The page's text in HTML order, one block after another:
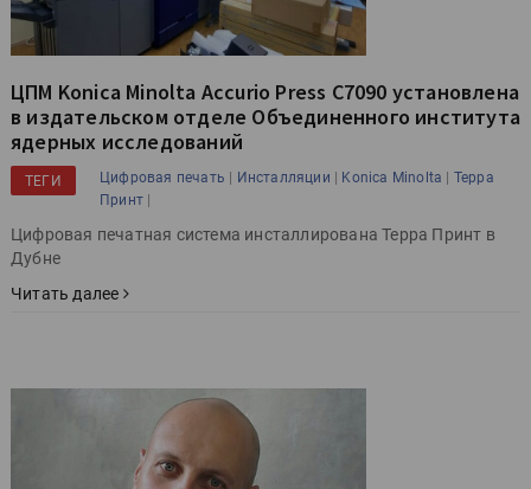
ЦПМ Konica Minolta Accurio Press C7090 установлена
в издательском отделе Объединенного института
ядерных исследований
ТЕГИ Цифровая печать | Инсталляции | Konica Minolta | Терра
Принт |
Цифровая печатная система инсталлирована Терра Принт в
Дубне
Читать далее